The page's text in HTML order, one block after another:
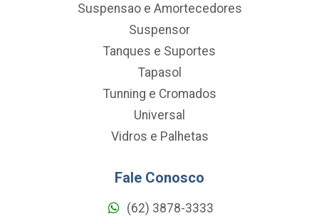
Suspensao e Amortecedores
Suspensor
Tanques e Suportes
Tapasol
Tunning e Cromados
Universal
Vidros e Palhetas
Fale Conosco
(62) 3878-3333